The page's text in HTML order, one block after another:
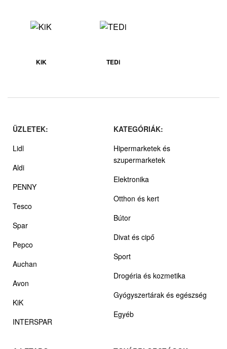
KiK TEDi
ÜZLETEK:
Lidl
Aldi
PENNY
Tesco
Spar
Pepco
Auchan
Avon
KiK
INTERSPAR
KATEGÓRIÁK:
Hipermarketek és
szupermarketek
Elektronika
Otthon és kert
Bútor
Divat és cipő
Sport
Drogéria és kozmetika
Gyógyszertárak és egészség
Egyéb